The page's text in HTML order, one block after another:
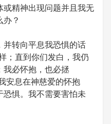
精神出现问题并且我无
？
转向平息我恐惧的话
；直到你们发白，我仍
我必怀抱，也必拯
安息在神慈爱的怀抱
惧。我不需要害怕未